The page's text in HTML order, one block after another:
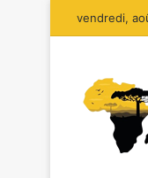
vendredi,